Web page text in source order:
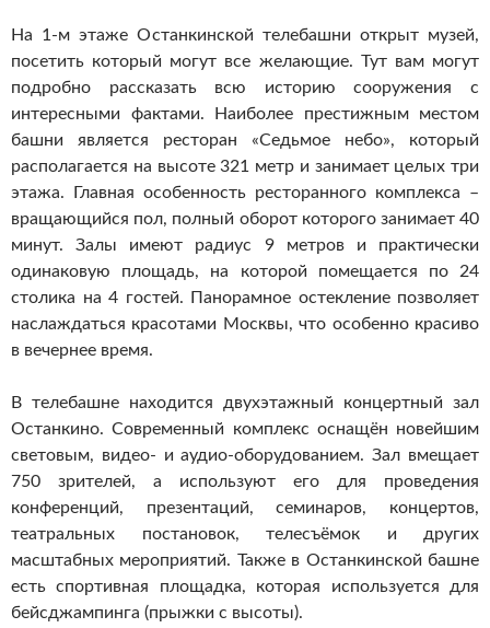
На 1-м этаже Останкинской телебашни открыт музей,
посетить который могут все желающие. Тут вам могут
подробно рассказать всю историю сооружения с
интересными фактами. Наиболее престижным местом
башни является ресторан «Седьмое небо», который
располагается на высоте 321 метр и занимает целых три
этажа. Главная особенность ресторанного комплекса –
вращающийся пол, полный оборот которого занимает 40
минут. Залы имеют радиус 9 метров и практически
одинаковую площадь, на которой помещается по 24
столика на 4 гостей. Панорамное остекление позволяет
наслаждаться красотами Москвы, что особенно красиво
в вечернее время.
В телебашне находится двухэтажный концертный зал
Останкино. Современный комплекс оснащён новейшим
световым, видео- и аудио-оборудованием. Зал вмещает
750 зрителей, а используют его для проведения
конференций, презентаций, семинаров, концертов,
театральных постановок, телесъёмок и других
масштабных мероприятий. Также в Останкинской башне
есть спортивная площадка, которая используется для
бейсджампинга (прыжки с высоты).